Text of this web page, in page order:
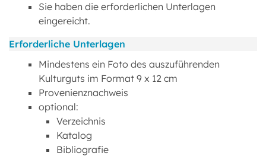
Sie haben die erforderlichen Unterlagen
eingereicht.
Erforderliche Unterlagen
Mindestens ein Foto des auszuführenden
Kulturguts im Format 9 x 12 cm
Provenienznachweis
optional:
Verzeichnis
Katalog
Bibliografie